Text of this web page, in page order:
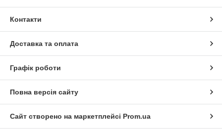
Контакти
Доставка та оплата
Графік роботи
Повна версія сайту
Сайт створено на маркетплейсі Prom.ua